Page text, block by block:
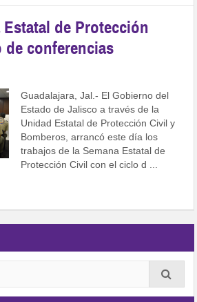
de Protección
conferencias
Guadalajara, Jal.- El Gobierno del
Estado de Jalisco a través de la
Unidad Estatal de Protección Civil y
Bomberos, arrancó este día los
trabajos de la Semana Estatal de
Protección Civil con el ciclo d ...